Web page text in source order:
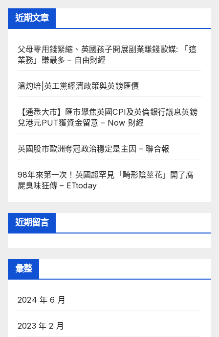
近期文章
父母零用錢緊縮、英國孩子開展副業賺錢歐媒: 「這
業務」賺最多 – 自由財經
溫灼培|英工黨經濟政策與英鎊匯價
【通悉大市】匯市聚焦英國CPI及英倫銀行議息英鎊
兌港元PUT獲資金留意 – Now 財經
英國股市歐洲奪冠政治穩定是主因 – 聯合報
98年來第一次！英國超罕見「畸形陰莖花」開了腐
屍臭味狂傳 – ETtoday
近期留言
彙整
2024 年 6 月
2023 年 2 月